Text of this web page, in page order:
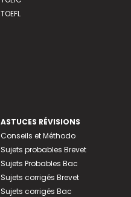
TOEFL
ASTUCES RÉVISIONS
Conseils et Méthodo
Sujets probables Brevet
Sujets Probables Bac
Sujets corrigés Brevet
Sujets corrigés Bac